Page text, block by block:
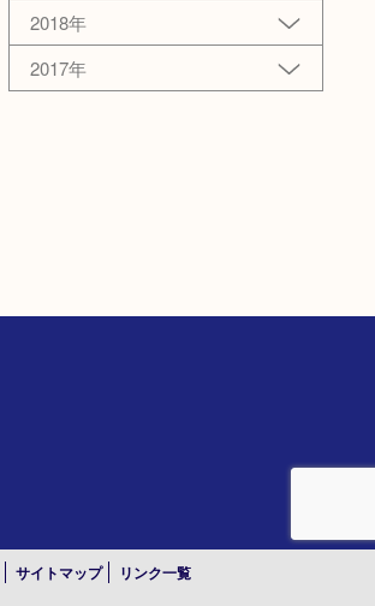
2018年
2017年
サイトマップ リンク一覧